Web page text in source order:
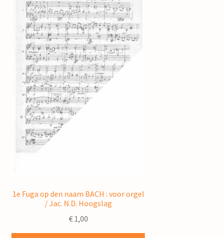
1e Fuga op den naam BACH : voor orgel
/ Jac. N.D. Hoogslag
€1,00